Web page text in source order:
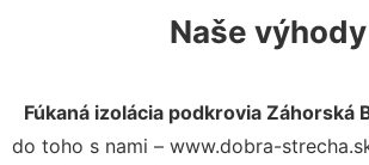
Naše výhody
Fúkaná izolácia podkrovia Záhorská
do toho s nami – www.dobra-